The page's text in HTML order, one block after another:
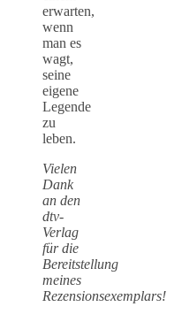
erwarten,
wenn
man es
wagt,
seine
eigene
Legende
zu
leben.
Vielen
Dank
an den
dtv-
Verlag
für die
Bereitstellung
meines
Rezensionsexemplars!